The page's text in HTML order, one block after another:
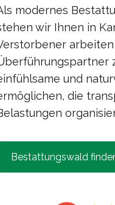
modernes
wir Ihnen in
und
die
Bestattungswald